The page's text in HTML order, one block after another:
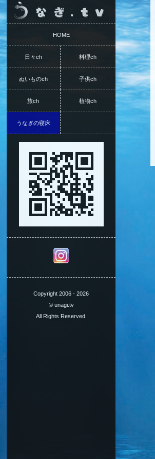
HOME
日々ch 料理ch
ぬいものch 子供ch
旅ch 植物ch
うなぎの寝床
Copyright 2006 - 2026
© unagi.tv
All Rights Reserved.